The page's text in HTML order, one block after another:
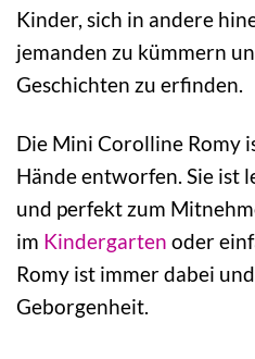
Kinder, sich in andere
jemanden zu kümmern
Geschichten zu erfinden.
Die Mini Corolline Romy
Hände entworfen. Sie ist
und perfekt zum
im Kindergarten oder
Romy ist immer dabei
Geborgenheit.